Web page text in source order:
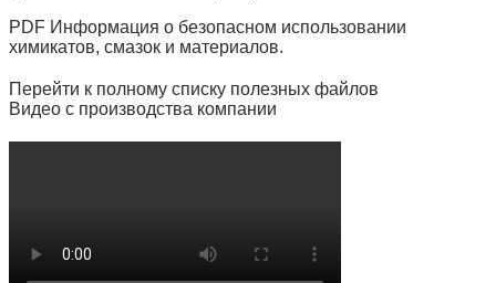
PDF Информация о безопасном использовании
химикатов, смазок и материалов.
Перейти к полному списку полезных файлов
Видео с производства компании